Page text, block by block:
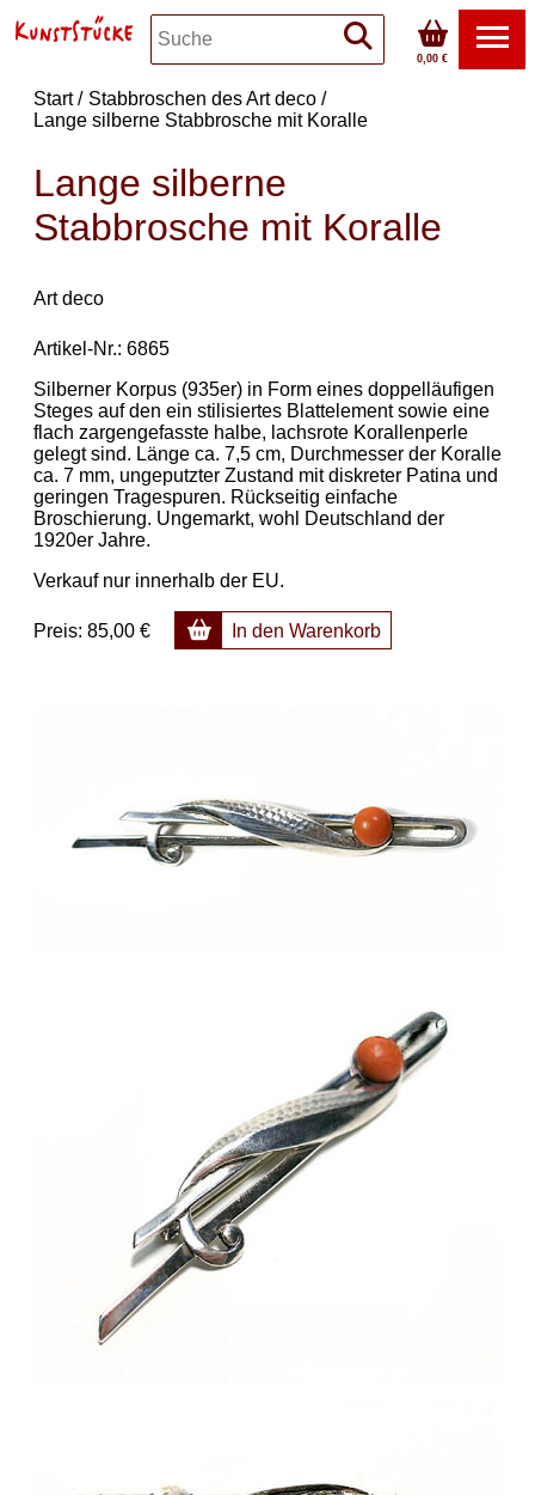
0,00 €
Start
Stabbroschen des Art deco
Lange silberne Stabbrosche mit Koralle
Lange silberne
Stabbrosche mit Koralle
Art deco
Artikel-Nr.: 6865
Silberner Korpus (935er) in Form eines doppelläufigen
Steges auf den ein stilisiertes Blattelement sowie eine
flach zargengefasste halbe, lachsrote Korallenperle
gelegt sind. Länge ca. 7,5 cm, Durchmesser der Koralle
ca. 7 mm, ungeputzter Zustand mit diskreter Patina und
geringen Tragespuren. Rückseitig einfache
Broschierung. Ungemarkt, wohl Deutschland der
1920er Jahre.
Verkauf nur innerhalb der EU.
Preis: 85,00 € In den Warenkorb